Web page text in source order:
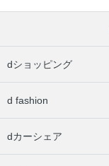
dショッピング
d fashion
dカーシェア